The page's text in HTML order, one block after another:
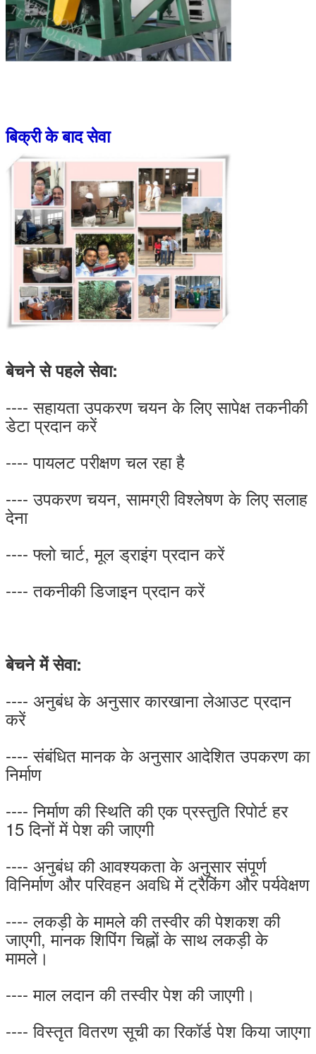
प्रस्तुत
बिक्री के बाद सेवा
बेचने से पहले सेवा:
---- सहायता उपकरण चयन के लिए सापेक्ष तकनीकी
डेटा प्रदान करें
---- पायलट परीक्षण चल रहा है
---- उपकरण चयन, सामग्री विश्लेषण के लिए सलाह
देना
---- फ्लो चार्ट, मूल ड्राइंग प्रदान करें
---- तकनीकी डिजाइन प्रदान करें
बेचने में सेवा:
---- अनुबंध के अनुसार कारखाना लेआउट प्रदान
करें
---- संबंधित मानक के अनुसार आदेशित उपकरण का
निर्माण
---- निर्माण की स्थिति की एक प्रस्तुति रिपोर्ट हर
15 दिनों में पेश की जाएगी
---- अनुबंध की आवश्यकता के अनुसार संपूर्ण
विनिर्माण और परिवहन अवधि में ट्रैकिंग और पर्यवेक्षण
---- लकड़ी के मामले की तस्वीर की पेशकश की
जाएगी, मानक शिपिंग चिह्नों के साथ लकड़ी के
मामले।
---- माल लदान की तस्वीर पेश की जाएगी।
---- विस्तृत वितरण सूची का रिकॉर्ड पेश किया जाएगा